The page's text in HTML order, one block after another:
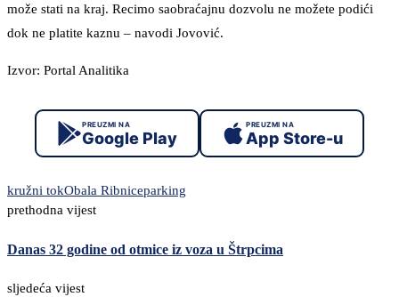
može stati na kraj. Recimo saobraćajnu dozvolu ne možete podići
dok ne platite kaznu – navodi Jovović.
Izvor: Portal Analitika
PREUZMI NA
Google Play
PREUZMI NA
App Store-u
kružni tokObala Ribniceparking
prethodna vijest
Danas 32 godine od otmice iz voza u Štrpcima
sljedeća vijest